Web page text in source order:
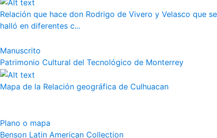
Relación que hace don Rodrigo de Vivero y Velasco que se
halló en diferentes c...
Manuscrito
Patrimonio Cultural del Tecnológico de Monterrey
Mapa de la Relación geográfica de Culhuacan
Plano o mapa
Benson Latin American Collection